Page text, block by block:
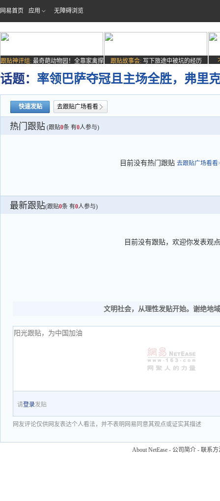
网易首页 应用 无障碍浏览
跟贴神评组: 最奇葩动物园！全靠家禽撑
场子
跟贴故事会: 写下旅途中被坑的经历
话题： 率领巴萨夺冠且主场全胜，弗里
快速发贴 去跟贴广场看看
热门跟贴 (跟贴0条 有0人参与)
目前没有热门跟贴 去跟贴广场看看
最新跟贴(跟贴0条 有0人参与)
目前没有跟贴，欢迎你发表观点
文明社会，从理性发贴开始。谢绝地
请登录发贴
网友评论仅供网友表达个人看法，并不表明网易同意其观点或证实其描述
About NetEase - 公司简介 - 联系方